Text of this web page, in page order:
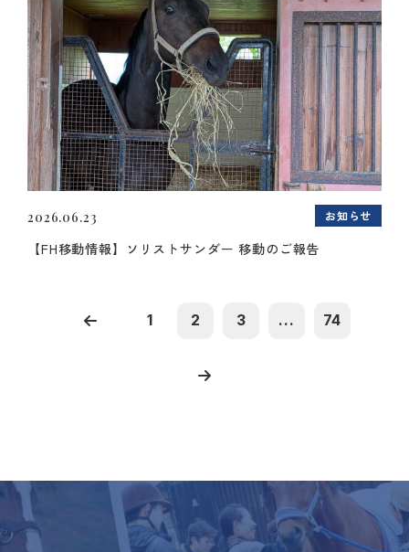
2026.06.23 お知らせ
【FH移動情報】ソリストサンダー 移動のご報告
1 2 3 ... 74